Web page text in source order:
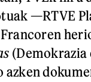
—RTVE
(Demokrazia
azken